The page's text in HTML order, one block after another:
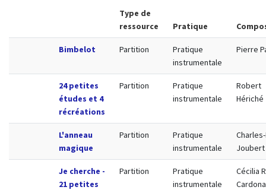
Type de
ressource
Pratique
Bimbelot Partition
Pratique
instrumentale
Pierre
24 petites
études et 4
récréations
Partition
Pratique
instrumentale
Robert
Hériché
L'anneau
magique
Partition
Pratique
instrumentale
Joubert
Je cherche -
21 petites
Partition
Pratique
instrumentale
Cécilia
Cardona